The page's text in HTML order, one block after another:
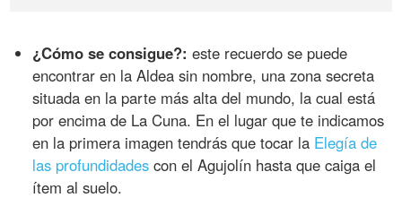
¿Cómo se consigue?: este recuerdo se puede
encontrar en la Aldea sin nombre, una zona secreta
situada en la parte más alta del mundo, la cual está
por encima de La Cuna. En el lugar que te indicamos
en la primera imagen tendrás que tocar la Elegía de
las profundidades con el Agujolín hasta que caiga el
ítem al suelo.